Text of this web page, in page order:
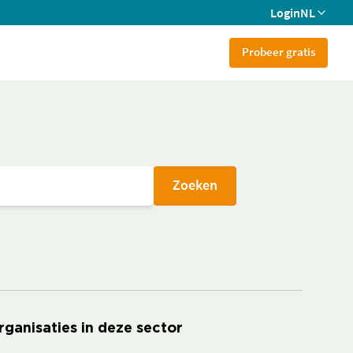
LoginNL
Probeer gratis
Zoeken
in deze sector